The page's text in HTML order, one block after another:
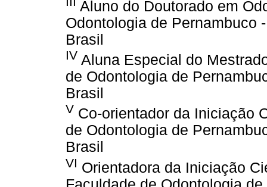
Aluno do Doutorado em
Odontologia de Pernambuco
Brasil
IV Aluna Especial do
de Odontologia de
Brasil
V Co-orientador da Iniciação
de Odontologia de
Brasil
VI Orientadora da Iniciação